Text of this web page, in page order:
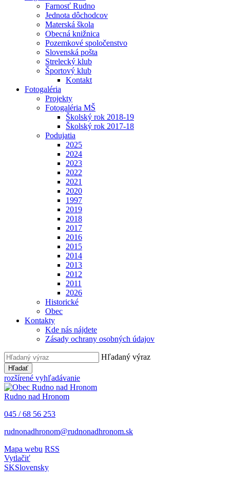
Farnosť Rudno
Jednota dôchodcov
Materská škola
Obecná knižnica
Pozemkové spoločenstvo
Slovenská pošta
Strelecký klub
Športový klub
Kontakt
Fotogaléria
Projekty
Fotogaléria MŠ
Školský rok 2018-19
Školský rok 2017-18
Podujatia
2025
2024
2023
2022
2021
2020
1997
2019
2018
2017
2016
2015
2014
2013
2012
2011
2026
Historické
Obec
Kontakty
Kde nás nájdete
Zásady ochrany osobných údajov
Hľadaný výraz
Hľadať
rozšírené vyhľadávanie
Rudno nad Hronom
045 / 68 56 253
rudnonadhronom@rudnonadhronom.sk
Mapa webu RSS
Vytlačiť
SKSlovensky